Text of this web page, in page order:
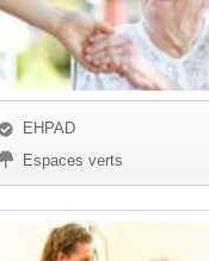
EHPAD
Espaces verts